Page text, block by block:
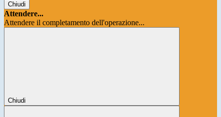
Chiudi
Attendere...
Attendere il completamento dell'operazione...
Chiudi